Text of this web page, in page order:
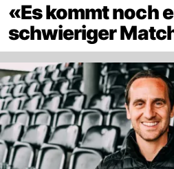
«Es kommt noch
schwieriger